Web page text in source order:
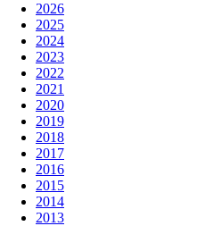
2026
2025
2024
2023
2022
2021
2020
2019
2018
2017
2016
2015
2014
2013